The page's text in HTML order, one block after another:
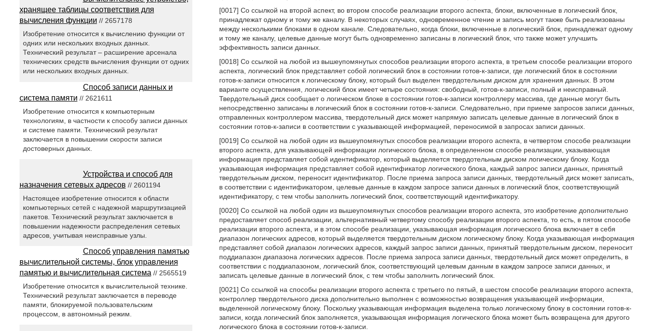
[0017] Со ссылкой на второй аспект, во втором способе реализации второго аспекта, блоки, включенные в логический блок,
принадлежат одному и тому же каналу. В некоторых случаях, одновременное чтение и запись могут также быть реализованы
между несколькими блоками в одном канале. Следовательно, когда блоки, включенные в логический блок, принадлежат одному
и тому же каналу, целевые данные могут быть одновременно записаны в логический блок, что также может улучшить
эффективность записи данных.
[0018] Со ссылкой на любой из вышеупомянутых способов реализации второго аспекта, в третьем способе реализации второго
аспекта, логический блок представляет собой логический блок в состоянии готов-к-записи, где логический блок в состоянии
готов-к-записи относится к логическому блоку, который был выделен твердотельным диском для хранения данных. В этом
варианте осуществления, логический блок имеет четыре состояния: свободный, готов-к-записи, полный и неисправный.
Твердотельный диск сообщает о логическом блоке в состоянии готов-к-записи контроллеру массива, где данные могут быть
непосредственно записаны в логический блок в состоянии готов-к-записи. Следовательно, при приеме запросов записи данных,
отправленных контроллером массива, твердотельный диск может напрямую записать целевые данные в логический блок в
состоянии готов-к-записи в соответствии с указывающей информацией, переносимой в запросах записи данных.
[0019] Со ссылкой на любой один из вышеупомянутых способов реализации второго аспекта, в четвертом способе реализации
второго аспекта, для указывающей информации логического блока, в определенном способе реализации, указывающая
информация представляет собой идентификатор, который выделяется твердотельным диском логическому блоку. Когда
указывающая информация представляет собой идентификатор логического блока, каждый запрос записи данных, принятый
твердотельным диском, переносит идентификатор. После приема запроса записи данных, твердотельный диск может записать,
в соответствии с идентификатором, целевые данные в каждом запросе записи данных в логический блок, соответствующий
идентификатору, с тем чтобы заполнить логический блок, соответствующий идентификатору.
[0020] Со ссылкой на любой один из вышеупомянутых способов реализации второго аспекта, это изобретение дополнительно
предоставляет способ реализации, альтернативный четвертому способу реализации второго аспекта, то есть, в пятом способе
реализации второго аспекта, и в этом способе реализации, указывающая информация логического блока включает в себя
диапазон логических адресов, который выделяется твердотельным диском логическому блоку. Когда указывающая информация
представляет собой диапазон логических адресов, каждый запрос записи данных, принятый твердотельным диском, переносит
поддиапазон диапазона логических адресов. После приема запроса записи данных, твердотельный диск может определить, в
соответствии с поддиапазоном, логический блок, соответствующий целевым данным в каждом запросе записи данных, и
записать целевые данные в логический блок, с тем чтобы заполнить логический блок.
[0021] Со ссылкой на способы реализации второго аспекта с третьего по пятый, в шестом способе реализации второго аспекта,
контроллер твердотельного диска дополнительно выполнен с возможностью возвращения указывающей информации,
выделенной логическому блоку. Поскольку указывающая информация выделена только логическому блоку в состоянии готов-к-
записи, когда логический блок заполняется, указывающая информация логического блока может быть возвращена для другого
логического блока в состоянии готов-к-записи.
хранящее таблицы соответствия для
вычисления функции // 2657178
Изобретение относится к вычислению функции от
одних или нескольких входных данных.
Технический результат – расширение арсенала
технических средств вычисления функции от одних
или нескольких входных данных.
Способ записи данных и
система памяти // 2621611
Изобретение относится к компьютерным
технологиям, в частности к способу записи данных
и системе памяти. Технический результат
заключается в повышении скорости записи
достоверных данных.
Устройства и способ для
назначения сетевых адресов // 2601194
Настоящее изобретение относится к области
компьютерных сетей с надежной маршрутизацией
пакетов. Технический результат заключается в
повышении надежности распределения сетевых
адресов, учитывая неисправные узлы.
Способ управления памятью
вычислительной системы, блок управления
памятью и вычислительная система // 2565519
Изобретение относится к вычислительной технике.
Технический результат заключается в переводе
памяти, блокируемой пользовательским
процессом, в автономный режим.